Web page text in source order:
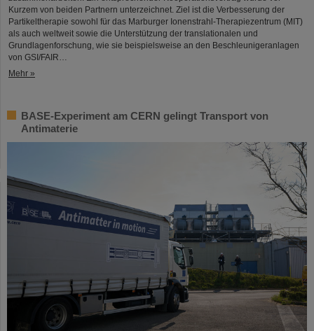
Kurzem von beiden Partnern unterzeichnet. Ziel ist die Verbesserung der
Partikeltherapie sowohl für das Marburger Ionenstrahl-Therapiezentrum (MIT)
als auch weltweit sowie die Unterstützung der translationalen und
Grundlagenforschung, wie sie beispielsweise an den Beschleunigeranlagen
von GSI/FAIR…
Mehr »
BASE-Experiment am CERN gelingt Transport von
Antimaterie